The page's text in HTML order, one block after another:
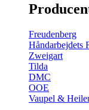
Freudenberg
Håndarbejdets
Zweigart
Tilda
DMC
OOE
Vaupel &